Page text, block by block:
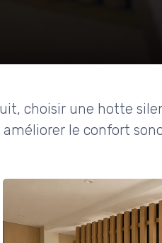
choisir une hotte
le confort